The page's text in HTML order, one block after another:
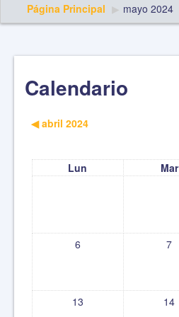
Página Principal ▶︎ mayo 2024
Calendario
◀︎ abril 2024
Lun Mar
6 7
13 14